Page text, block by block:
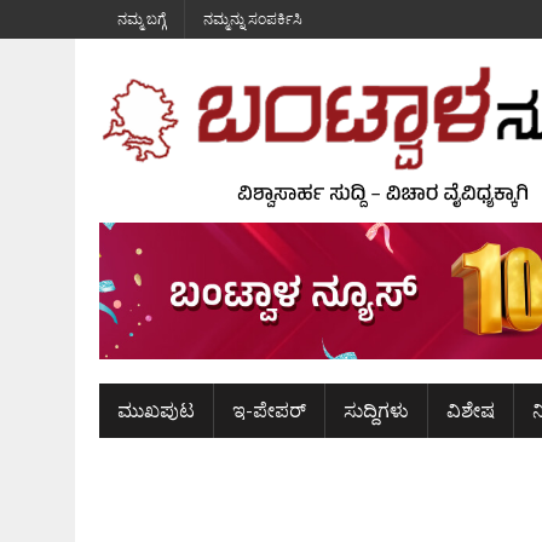
ನಮ್ಮ ಬಗ್ಗೆ ನಮ್ಮನ್ನು ಸಂಪರ್ಕಿಸಿ
ಮುಖಪುಟ ಇ-ಪೇಪರ್ ಸುದ್ದಿಗಳು ವಿಶೇಷ